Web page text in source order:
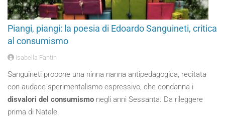
Piangi, piangi: la poesia di Edoardo Sanguineti, critica
al consumismo
Isabella Fantin
Sanguineti propone una ninna nanna antipedagogica, recitata
con audace sperimentalismo espressivo, che condanna i
disvalori del consumismo negli anni Sessanta. Da rileggere
prima di Natale.